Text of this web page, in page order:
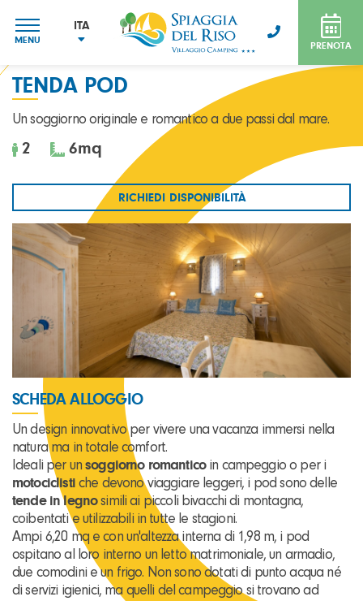
MENU
ITA
ENG
FRA
PRENOTA
TENDA POD
Un soggiorno originale e romantico a due passi dal mare.
2 mq
6
RICHIEDI DISPONIBILITÀ
SCHEDA ALLOGGIO
Un design innovativo per vivere una vacanza immersi nella
natura ma in totale comfort.
Ideali per unsoggiorno romanticoin campeggio o per i
motociclistiche devono viaggiare leggeri, i pod sono delle
tende in legnosimili ai piccoli bivacchi di montagna,
coibentati e utilizzabili in tutte le stagioni.
Ampi 6,20 mq e con un'altezza interna di 1,98 m, i pod
ospitano al loro interno un letto matrimoniale, un armadio,
due comodini e un frigo. Non sono dotati di punto acqua né
di servizi igienici, ma quelli del campeggio si trovano ad